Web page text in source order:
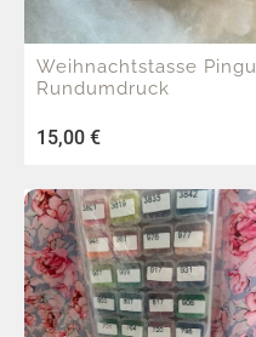
Weihnachtstasse Pingu
Rundumdruck
15,00 €